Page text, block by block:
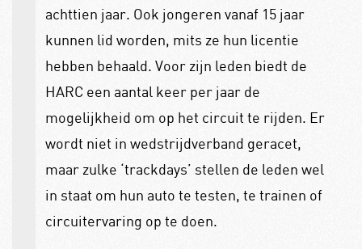
achttien jaar. Ook jongeren vanaf 15 jaar
kunnen lid worden, mits ze hun licentie
hebben behaald. Voor zijn leden biedt de
HARC een aantal keer per jaar de
mogelijkheid om op het circuit te rijden. Er
wordt niet in wedstrijdverband geracet,
maar zulke ‘trackdays’ stellen de leden wel
in staat om hun auto te testen, te trainen of
circuitervaring op te doen.